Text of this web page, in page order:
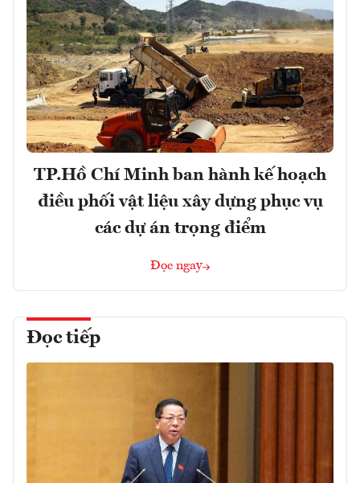
TP.Hồ Chí Minh ban hành kế hoạch
điều phối vật liệu xây dựng phục vụ
các dự án trọng điểm
Đọc ngay
Đọc tiếp